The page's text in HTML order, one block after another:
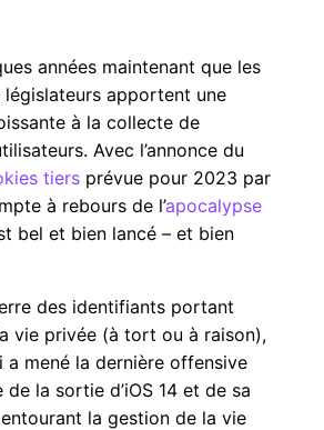
années maintenant que les
législateurs apportent une
à la collecte de
Avec l’annonce du
tiers prévue pour 2023 par
à rebours de l’apocalypse
bel et bien lancé – et bien
des identifiants portant
vie privée (à tort ou à raison),
a mené la dernière offensive
de la sortie d’iOS 14 et de sa
la gestion de la vie